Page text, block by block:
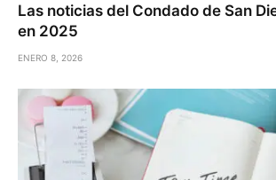
Las noticias del Condado de San
en 2025
ENERO 8, 2026